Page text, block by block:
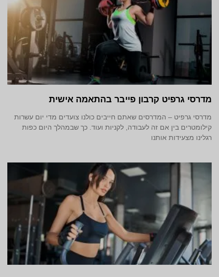
מדרסי גרפיט קרבון פייבר בהתאמה אישית
מדרסי גרפיט – המדרסים שאתם חייבים כולנו צועדים מדי יום עשרות
קילומטרים בין אם זה לעבודה, לקניות ועוד. כך שבמהלך היום כפות
רגלינו מצעידות אותנו